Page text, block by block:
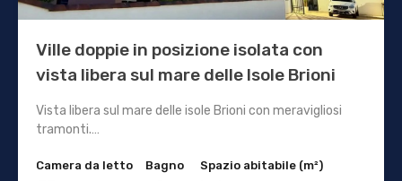
Ville doppie in posizione isolata con
vista libera sul mare delle Isole Brioni
Vista libera sul mare delle isole Brioni con meravigliosi
tramonti.…
Camera da letto
Bagno
Spazio abitabile (m²)